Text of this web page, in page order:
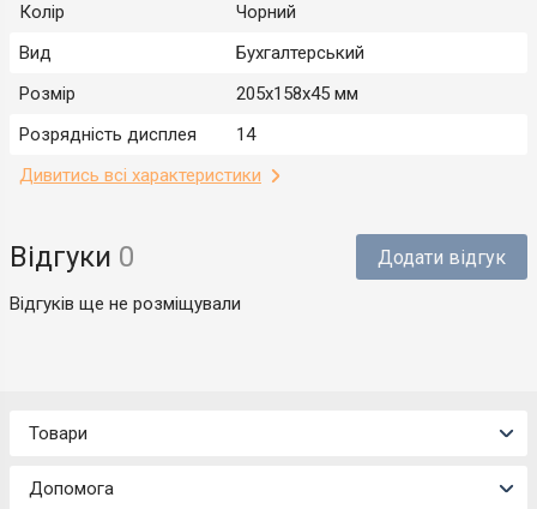
Колір
Чорний
Вид
Бухгалтерський
Розмір
205x158x45 мм
Розрядність дисплея
14
Дивитись всі характеристики
Відгуки 0 Додати відгук
Відгуків ще не розміщували
Товари
Допомога